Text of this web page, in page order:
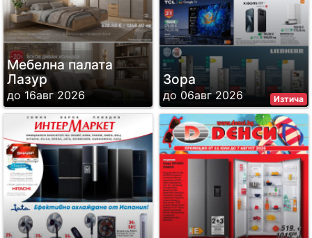
Мебелна палата
Лазур
до 16авг 2026 Изтича
Зора
до 06авг 2026